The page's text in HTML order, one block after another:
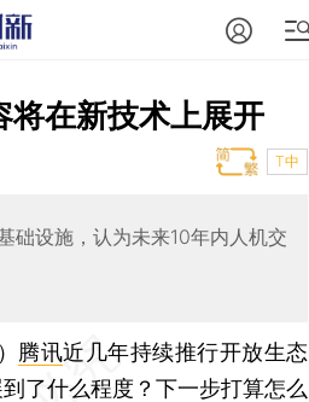
将在新技术上展开
T中
础设施，认为未来10年内人机交
腾讯近几年持续推行开放生态
了什么程度？下一步打算怎么